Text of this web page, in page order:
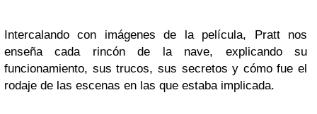
Intercalando con imágenes de la película, Pratt nos
enseña cada rincón de la nave, explicando su
funcionamiento, sus trucos, sus secretos y cómo fue el
rodaje de las escenas en las que estaba implicada.